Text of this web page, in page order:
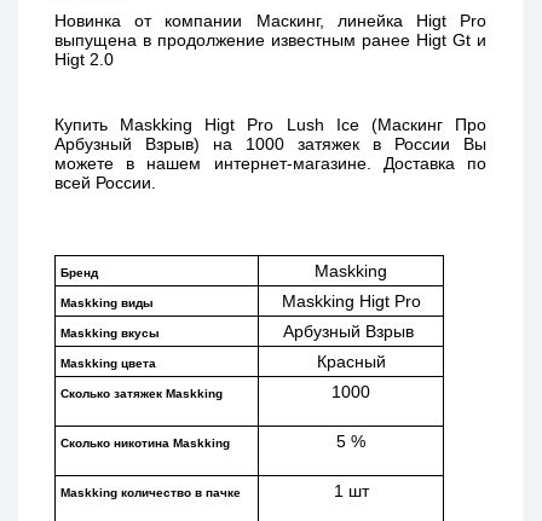
Новинка от компании Маскинг, линейка Higt Pro
выпущена в продолжение известным ранее Higt Gt и
Higt 2.0
Купить Maskking Higt Pro Lush Ice (Маскинг Про
Арбузный Взрыв) на 1000 затяжек в России Вы
можете в нашем интернет-магазине. Доставка по
всей России.
Бренд Maskking
Maskking виды Maskking Higt Pro
Maskking вкусы Арбузный Взрыв
Maskking цвета Красный
Сколько затяжек Maskking 1000
Сколько никотина Maskking 5 %
Maskking количество в пачке 1 шт